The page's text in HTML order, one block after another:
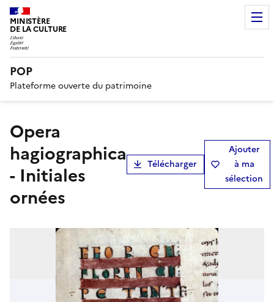
MINISTÈRE
DE LA CULTURE
POP
Plateforme ouverte du patrimoine
Opera
hagiographica
- Initiales
ornées
Télécharger
Ajouter
à ma
sélection